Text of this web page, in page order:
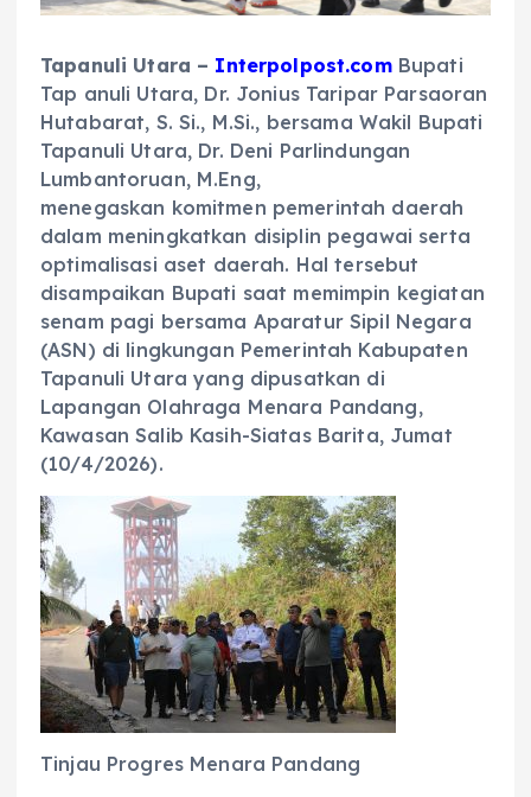
Tapanuli Utara – Interpolpost.comBupati
Tap anuli Utara, Dr. Jonius Taripar Parsaoran
Hutabarat, S. Si., M.Si., bersama Wakil Bupati
Tapanuli Utara, Dr. Deni Parlindungan
Lumbantoruan, M.Eng,
menegaskan komitmen pemerintah daerah
dalam meningkatkan disiplin pegawai serta
optimalisasi aset daerah. Hal tersebut
disampaikan Bupati saat memimpin kegiatan
senam pagi bersama Aparatur Sipil Negara
(ASN) di lingkungan Pemerintah Kabupaten
Tapanuli Utara yang dipusatkan di
Lapangan Olahraga Menara Pandang,
Kawasan Salib Kasih-Siatas Barita, Jumat
(10/4/2026).
Tinjau Progres Menara Pandang